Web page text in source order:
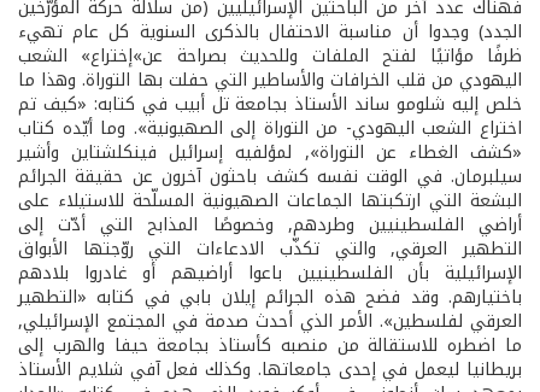
فهناك عدد آخر من الباحثين الإسرائيليين‏ (‏من سلالة حركة المؤرّخين
الجدد‏)‏ وجدوا أن مناسبة الاحتفال بالذكرى السنوية كل عام تهيء
ظرفًا مؤاتيًا لفتح الملفات وللحديث بصراحة عن‏»‏إختراع»‏ الشعب
اليهودي من قلب الخرافات والأساطير التي حفلت بها التوراة‏.‏ وهذا ما
خلص إليه شلومو ساند الأستاذ بجامعة تل أبيب في كتابه‏:‏ «كيف تم
اختراع الشعب اليهودي‏-‏ من التوراة إلى الصهيونية‏».‏ وما أيّده كتاب‏‏
«كشف الغطاء عن التوراة»,‏ لمؤلفيه إسرائيل فينكلشتاين وأشير
سيلبرمان‏.‏ في الوقت نفسه كشف باحثون آخرون عن حقيقة الجرائم
البشعة التي ارتكبتها الجماعات الصهيونية المسلّحة للاستيلاء على
أراضي الفلسطينيين وطردهم‏,‏ وخصوصًا المذابح التي أدّت إلى
التطهير العرقي‏,‏ والتي تكذّب الادعاءات التي روّجتها الأبواق
الإسرائيلية بأن الفلسطينيين باعوا أراضيهم أو غادروا بلادهم
باختيارهم‏.‏ وقد فضح هذه الجرائم إيلان بابي في كتابه‏ «التطهير
العرقي لفلسطين‏».‏ الأمر الذي أحدث صدمة في المجتمع الإسرائيلي‏,‏
ما اضطره للاستقالة من منصبه كأستاذ بجامعة حيفا‏ والهرب إلى
بريطانيا ليعمل في إحدى جامعاتها‏. وكذلك فعل آفي شلايم الأستاذ